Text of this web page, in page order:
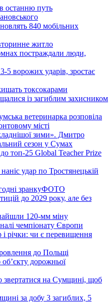
останню путь
840 мобільних
житло
постраждали люди,
ворожих ударів, зростає
токсокарами
із загиблим захисником
ветеринарка розповіла
місті
зими». Дмитро
сезон у Сумах
топ-25 Global Teacher Prize
удар по Тростянецькій
зранкуФОТО
до 2029 року, але без
120-мм міну
чемпіонату Європи
річки: чи є перевищення
до Польщі
дорожньої
звертатися на Сумщині, щоб
за добу 3 загиблих, 5